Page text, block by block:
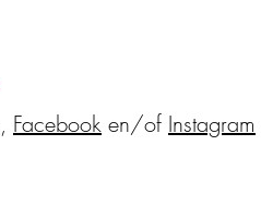
, Facebook en/of Instagram